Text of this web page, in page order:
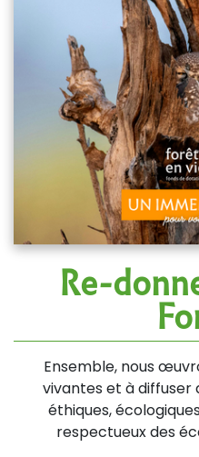
Re-
Ensemble, nous
vivantes et à diffuser
éthiques,
respectueux des